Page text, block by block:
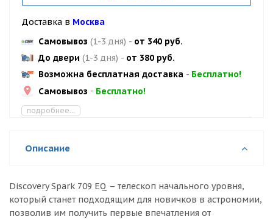
Доставка в Москва
Самовывоз (1-3 дня) - от 340 руб.
До двери (1-3 дня) - от 380 руб.
Возможна бесплатная доставка - Бесплатно!
Самовывоз - Бесплатно!
подробнее...
Описание
Discovery Spark 709 EQ – телескоп начального уровня,
который станет подходящим для новичков в астрономии,
позволив им получить первые впечатления от